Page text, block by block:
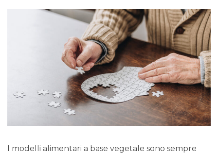
I modelli alimentari a base vegetale sono sempre